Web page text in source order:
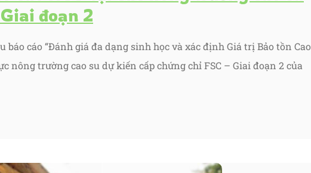
đoạn 2
báo cáo “Đánh giá đa dạng sinh học và xác định Giá trị Bảo tồn Cao
nông trường cao su dự kiến cấp chứng chỉ FSC – Giai đoạn 2 của